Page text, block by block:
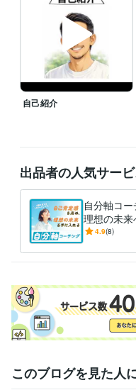
ぜひ読んでください☘️
『今すぐ相談可能』になって
いつでもご購入いただいて
☝️ご予約も可能ですのでご相
メッセージで日程調整した
お気軽にメッセージください
ご購入者様に満足して頂ける
日々知識と経験をアップデー
┈┈┈┈┈┈┈┈┈┈┈┈┈┈
経験職種
医療・介護 / 看護師 経験年
ライフスタイル・その他 /
職歴
病院等の看護師 1985年3
某訪問看護＆精神科訪問看護
自己紹介
出品者の人気サー
自分軸コ
理想の未
【一歩が
します
4.9(8)
このブログを見た人